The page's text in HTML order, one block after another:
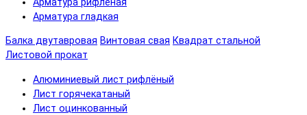
Арматура рифленая
Арматура гладкая
Балка двутавровая Винтовая свая Квадрат стальной
Листовой прокат
Алюминиевый лист рифлёный
Лист горячекатаный
Лист оцинкованный